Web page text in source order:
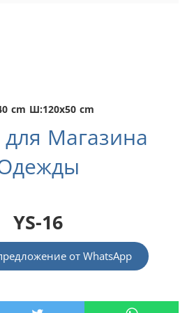
cm Ш:120x50 cm
для Магазина
YS-16
от WhatsApp